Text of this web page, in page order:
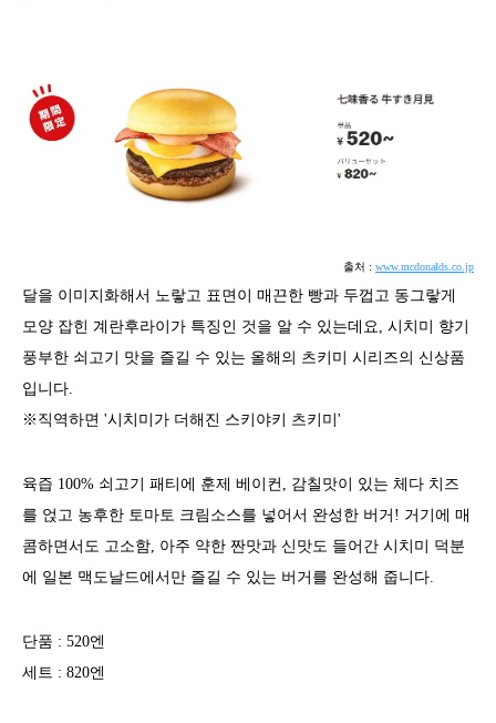
출처 : www.mcdonalds.co.jp
달을 이미지화해서 노랗고 표면이 매끈한 빵과 두껍고 동그랗게
모양 잡힌 계란후라이가 특징인 것을 알 수 있는데요, 시치미 향기
풍부한 쇠고기 맛을 즐길 수 있는 올해의 츠키미 시리즈의 신상품
입니다.
※직역하면 '시치미가 더해진 스키야키 츠키미'
육즙 100% 쇠고기 패티에 훈제 베이컨, 감칠맛이 있는 체다 치즈
를 얹고 농후한 토마토 크림소스를 넣어서 완성한 버거! 거기에 매
콤하면서도 고소함, 아주 약한 짠맛과 신맛도 들어간 시치미 덕분
에 일본 맥도날드에서만 즐길 수 있는 버거를 완성해 줍니다.
단품 : 520엔
세트 : 820엔